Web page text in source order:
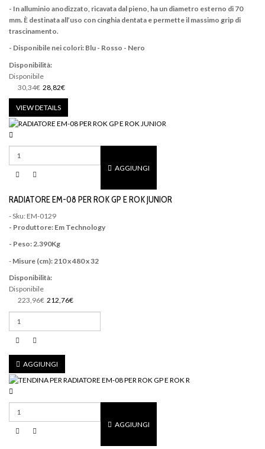
- In alluminio anodizzato, ricavata dal pieno, ha un diametro esterno di 70
mm. È destinata all’uso con cinghia dentata e permette il massimo grip di
trascinamento.
- Disponibile nei colori: Blu - Rosso - Nero
Disponibilità:
Disponibile
30,34€ 28,82€
VIEW DETAILS
AGGIUNGI
RADIATORE EM-08 PER ROK GP E ROK JUNIOR
- Sku: EM-0129
- Produttore: Em Technology
- Peso: 2.390Kg
- Misure (cm): 210 x 480 x 32
Disponibilità:
Disponibile
223,96€ 212,76€
AGGIUNGI
AGGIUNGI